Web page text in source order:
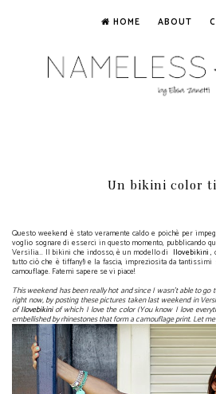
HOME ABOUT
Un bikini color
Questo weekend è stato veramente caldo e poichè per
voglio sognare di esserci in questo momento, pubblicando
Versilia... Il bikini che indosso, è un modello di Ilovebikini,
tutto ciò che è tiffany!) e la fascia, impreziosita da tantissimi
camouflage. Fatemi sapere se vi piace!
This weekend has been really hot and since I wasn't able to
right now, by posting these pictures taken last weekend in
ofIlovebikiniof which I love the color (You know I love
embellished by rhinestones that form a camouflage print. Let